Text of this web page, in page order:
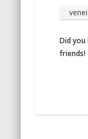
Did
friends!